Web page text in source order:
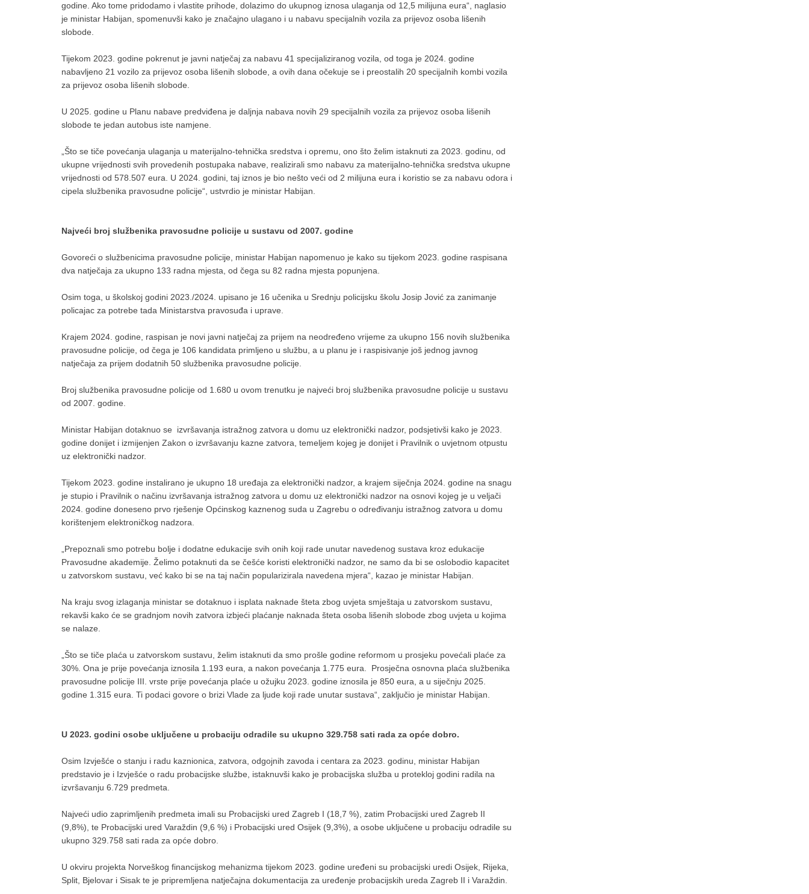
godine. Ako tome pridodamo i vlastite prihode, dolazimo do ukupnog iznosa ulaganja od 12,5 milijuna eura“, naglasio
je ministar Habijan, spomenuvši kako je značajno ulagano i u nabavu specijalnih vozila za prijevoz osoba lišenih
slobode.
Tijekom 2023. godine pokrenut je javni natječaj za nabavu 41 specijaliziranog vozila, od toga je 2024. godine
nabavljeno 21 vozilo za prijevoz osoba lišenih slobode, a ovih dana očekuje se i preostalih 20 specijalnih kombi vozila
za prijevoz osoba lišenih slobode.
U 2025. godine u Planu nabave predviđena je daljnja nabava novih 29 specijalnih vozila za prijevoz osoba lišenih
slobode te jedan autobus iste namjene.
„Što se tiče povećanja ulaganja u materijalno-tehnička sredstva i opremu, ono što želim istaknuti za 2023. godinu, od
ukupne vrijednosti svih provedenih postupaka nabave, realizirali smo nabavu za materijalno-tehnička sredstva ukupne
vrijednosti od 578.507 eura. U 2024. godini, taj iznos je bio nešto veći od 2 milijuna eura i koristio se za nabavu odora i
cipela službenika pravosudne policije“, ustvrdio je ministar Habijan.
Najveći broj službenika pravosudne policije u sustavu od 2007. godine
Govoreći o službenicima pravosudne policije, ministar Habijan napomenuo je kako su tijekom 2023. godine raspisana
dva natječaja za ukupno 133 radna mjesta, od čega su 82 radna mjesta popunjena.
Osim toga, u školskoj godini 2023./2024. upisano je 16 učenika u Srednju policijsku školu Josip Jović za zanimanje
policajac za potrebe tada Ministarstva pravosuđa i uprave.
Krajem 2024. godine, raspisan je novi javni natječaj za prijem na neodređeno vrijeme za ukupno 156 novih službenika
pravosudne policije, od čega je 106 kandidata primljeno u službu, a u planu je i raspisivanje još jednog javnog
natječaja za prijem dodatnih 50 službenika pravosudne policije.
Broj službenika pravosudne policije od 1.680 u ovom trenutku je najveći broj službenika pravosudne policije u sustavu
od 2007. godine.
Ministar Habijan dotaknuo se izvršavanja istražnog zatvora u domu uz elektronički nadzor, podsjetivši kako je 2023.
godine donijet i izmijenjen Zakon o izvršavanju kazne zatvora, temeljem kojeg je donijet i Pravilnik o uvjetnom otpustu
uz elektronički nadzor.
Tijekom 2023. godine instalirano je ukupno 18 uređaja za elektronički nadzor, a krajem siječnja 2024. godine na snagu
je stupio i Pravilnik o načinu izvršavanja istražnog zatvora u domu uz elektronički nadzor na osnovi kojeg je u veljači
2024. godine doneseno prvo rješenje Općinskog kaznenog suda u Zagrebu o određivanju istražnog zatvora u domu
korištenjem elektroničkog nadzora.
„Prepoznali smo potrebu bolje i dodatne edukacije svih onih koji rade unutar navedenog sustava kroz edukacije
Pravosudne akademije. Želimo potaknuti da se češće koristi elektronički nadzor, ne samo da bi se oslobodio kapacitet
u zatvorskom sustavu, već kako bi se na taj način popularizirala navedena mjera“, kazao je ministar Habijan.
Na kraju svog izlaganja ministar se dotaknuo i isplata naknade šteta zbog uvjeta smještaja u zatvorskom sustavu,
rekavši kako će se gradnjom novih zatvora izbjeći plaćanje naknada šteta osoba lišenih slobode zbog uvjeta u kojima
se nalaze.
„Što se tiče plaća u zatvorskom sustavu, želim istaknuti da smo prošle godine reformom u prosjeku povećali plaće za
30%. Ona je prije povećanja iznosila 1.193 eura, a nakon povećanja 1.775 eura. Prosječna osnovna plaća službenika
pravosudne policije III. vrste prije povećanja plaće u ožujku 2023. godine iznosila je 850 eura, a u siječnju 2025.
godine 1.315 eura. Ti podaci govore o brizi Vlade za ljude koji rade unutar sustava“, zaključio je ministar Habijan.
U 2023. godini osobe uključene u probaciju odradile su ukupno 329.758 sati rada za opće dobro.
Osim Izvješće o stanju i radu kaznionica, zatvora, odgojnih zavoda i centara za 2023. godinu, ministar Habijan
predstavio je i Izvješće o radu probacijske službe, istaknuvši kako je probacijska služba u protekloj godini radila na
izvršavanju 6.729 predmeta.
Najveći udio zaprimljenih predmeta imali su Probacijski ured Zagreb I (18,7 %), zatim Probacijski ured Zagreb II
(9,8%), te Probacijski ured Varaždin (9,6 %) i Probacijski ured Osijek (9,3%), a osobe uključene u probaciju odradile su
ukupno 329.758 sati rada za opće dobro.
U okviru projekta Norveškog financijskog mehanizma tijekom 2023. godine uređeni su probacijski uredi Osijek, Rijeka,
Split, Bjelovar i Sisak te je pripremljena natječajna dokumentacija za uređenje probacijskih ureda Zagreb II i Varaždin.